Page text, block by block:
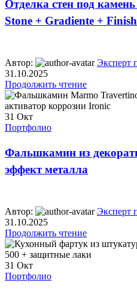
Отделка стен под
Stone + Gradiente +
Автор:
Эксперт
31.10.2025
Продолжить чтение
31 Окт
Портфолио
Фальшкамин из
эффект металла
Автор:
Эксперт
31.10.2025
Продолжить чтение
31 Окт
Портфолио